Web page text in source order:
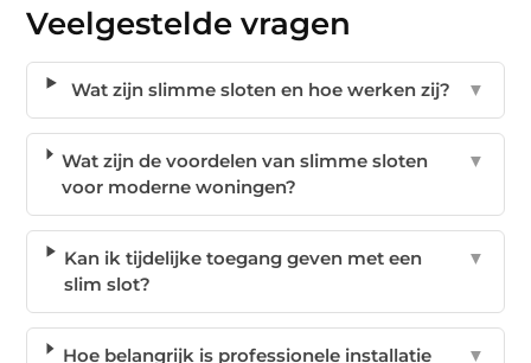
Veelgestelde vragen
Wat zijn slimme sloten en hoe werken zij? ▼
Wat zijn de voordelen van slimme sloten
voor moderne woningen?
▼
Kan ik tijdelijke toegang geven met een
slim slot?
▼
Hoe belangrijk is professionele installatie
▼